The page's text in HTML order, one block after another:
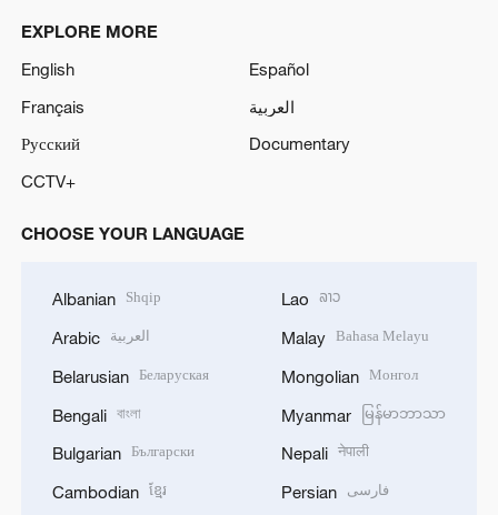
EXPLORE MORE
English
Español
Français
العربية
Русский
Documentary
CCTV+
CHOOSE YOUR LANGUAGE
Albanian Shqip
Arabic العربية
Belarusian Беларуская
Bengali বাংলা
Bulgarian Български
Cambodian ខ្មែរ
Lao ລາວ
Malay Bahasa Melayu
Mongolian Монгол
Myanmar မြန်မာဘာသာ
Nepali नेपाली
Persian فارسی